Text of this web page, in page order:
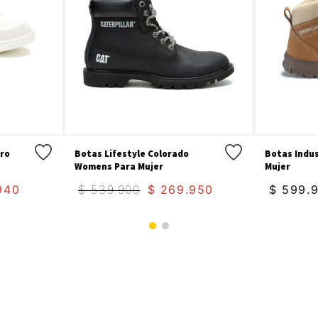
Botas Lifestyle Colorado
Womens Para Mujer
$ 539.900 $ 269 .950
Botas
Mujer
$ 599 .